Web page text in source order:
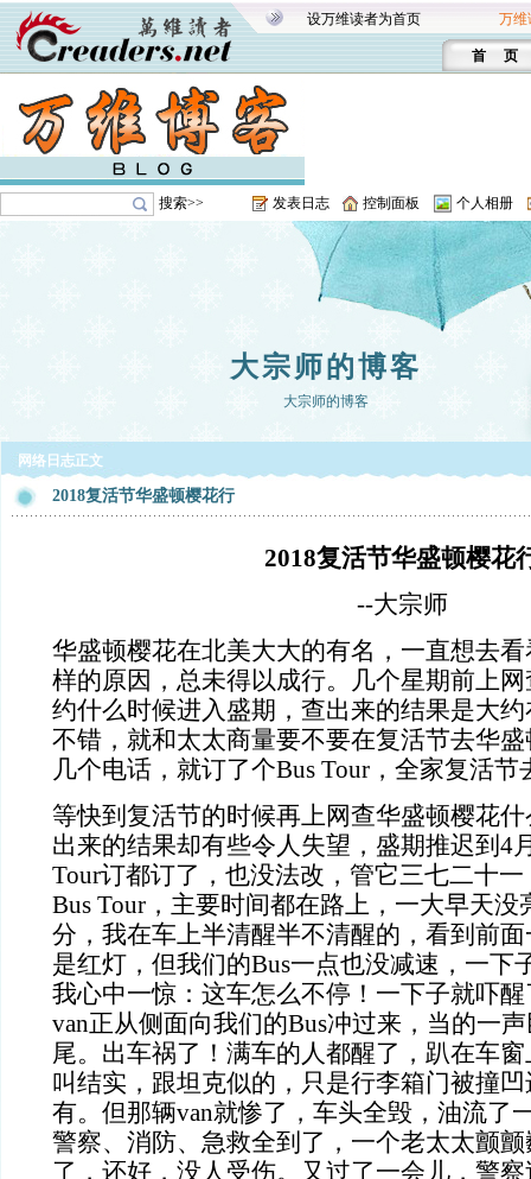
设万维读者为首页 万维
首 页
搜索>> 发表日志 控制面板 个人相册
大宗师的博客
大宗师的博客
网络日志正文
2018复活节华盛顿樱花行
2018复活节华盛顿樱花
--大宗师
华盛顿樱花在北美大大的有名，一直想去
样的原因，总未得以成行。几个星期前上
约什么时候进入盛期，查出来的结果是大
不错，就和太太商量要不要在复活节去华
几个电话，就订了个Bus Tour，全家复活
等快到复活节的时候再上网查华盛顿樱花
出来的结果却有些令人失望，盛期推迟到4
Tour订都订了，也没法改，管它三七二十
Bus Tour，主要时间都在路上，一大早天
分，我在车上半清醒半不清醒的，看到前
是红灯，但我们的Bus一点也没减速，一下
我心中一惊：这车怎么不停！一下子就吓
van正从侧面向我们的Bus冲过来，当的一
尾。出车祸了！满车的人都醒了，趴在车
叫结实，跟坦克似的，只是行李箱门被撞
有。但那辆van就惨了，车头全毁，油流了
警察、消防、急救全到了，一个老太太颤
了，还好，没人受伤。又过了一会儿，警